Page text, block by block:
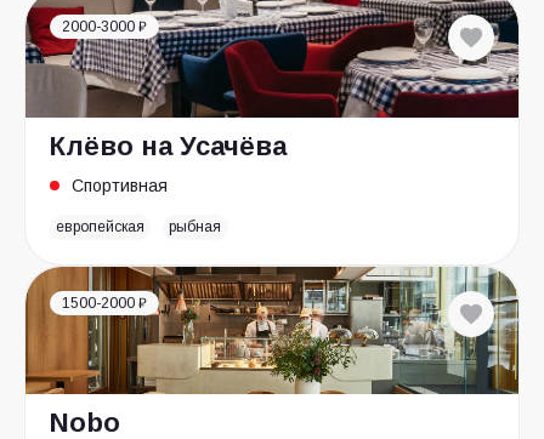
2000-3000 ₽
Клёво на Усачёва
Спортивная
европейская рыбная
1500-2000 ₽
Nobo